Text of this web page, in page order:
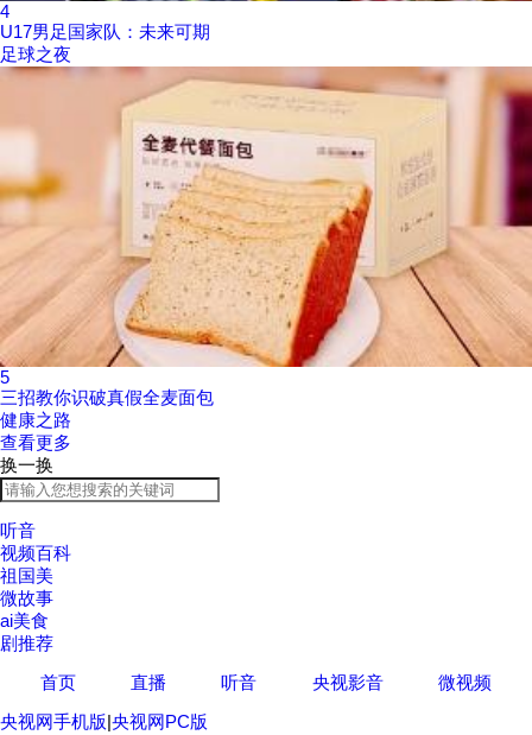
4
U17男足国家队：未来可期
足球之夜
5
三招教你识破真假全麦面包
健康之路
查看更多
换一换
听音
视频百科
祖国美
微故事
ai美食
剧推荐
首页
直播 听音 央视影音
微视频
央视网手机版|央视网PC版